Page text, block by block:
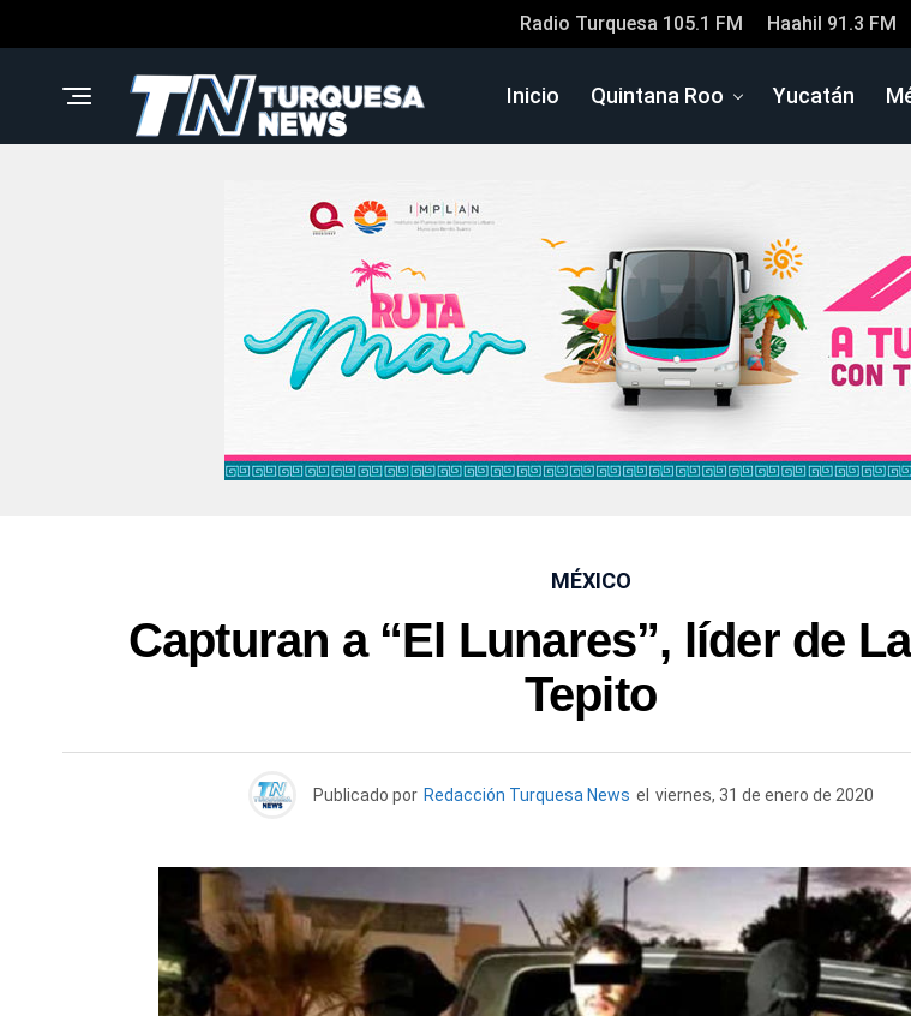
Radio Turquesa 105.1 FM Haahil 91.3 FM
Inicio Quintana Roo Yucatán
MÉXICO
Capturan a “El Lunares”, líder de
Tepito
Publicado por Redacción Turquesa News el viernes, 31 de enero de 2020